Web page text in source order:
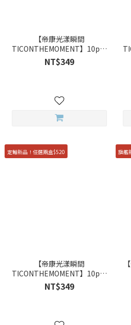
【帝康光漾瞬間
TICONTHEMOMENT】10pcs
星河月曦 Dawn 彩色日拋
NT$349
定軸新品！任選兩盒$520
【帝康光漾瞬間
TICONTHEMOMENT】10pcs
星砂月暮 Shale 彩色日拋
NT$349
旗艦